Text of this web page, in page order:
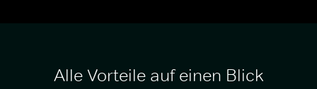
Alle Vorteile auf einen Blick